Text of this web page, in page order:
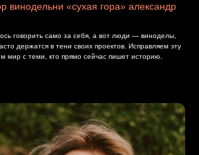
винодельни «сухая гора» александр
говорить само за себя, а вот люди — виноделы,
держатся в тени своих проектов. Исправляем эту
мир с теми, кто прямо сейчас пишет историю.